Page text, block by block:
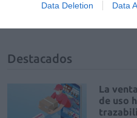
Data Deletion Data
Destacados
La
de uso